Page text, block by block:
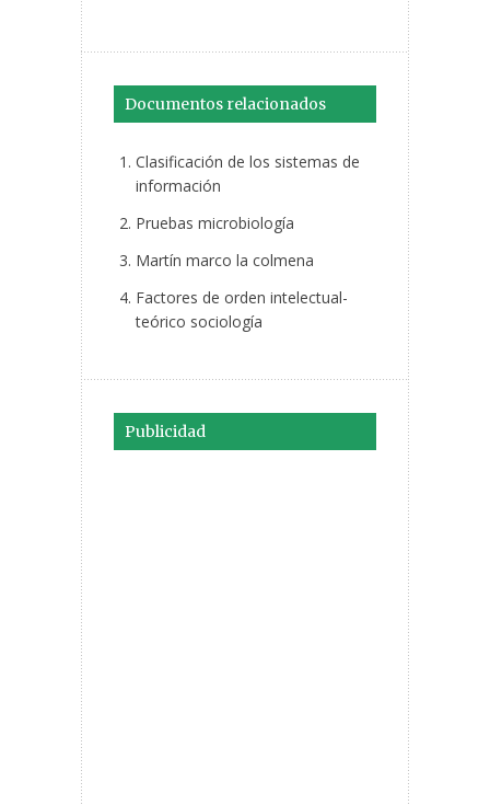
Documentos relacionados
Clasificación de los sistemas de
información
Pruebas microbiología
Martín marco la colmena
Factores de orden intelectual-
teórico sociología
Publicidad